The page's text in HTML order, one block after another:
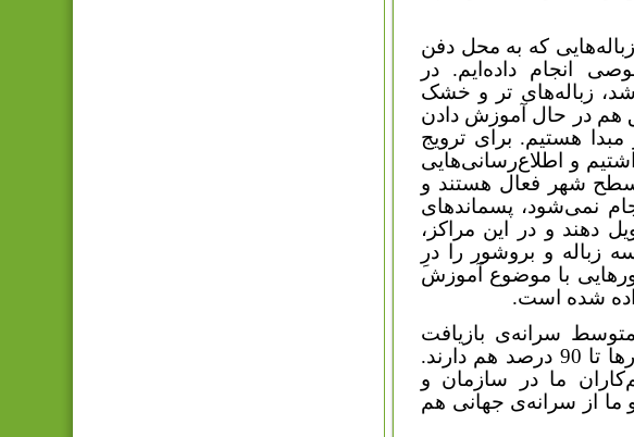
که به محل دفن
انجام داده‌ایم. در
زباله‌های تر و خشک
هم در حال آموزش دادن
هستیم. برای ترویج
و اطلاع‌رسانی‌هایی
بازیافت در سطح شهر فعال هستند و
نمی‌شود، پسماندهای
دهند و در این مراکز،
زباله و بروشور را درِ
با موضوع آموزش
شده است.
سرانه‌ی بازیافت
کاغذ در دنیا 50 درصد است، البته در برخی کشورها تا 90 درصد هم دارند.
ما در سازمان و
رسیده است و ما از سرانه‌ی جهانی هم